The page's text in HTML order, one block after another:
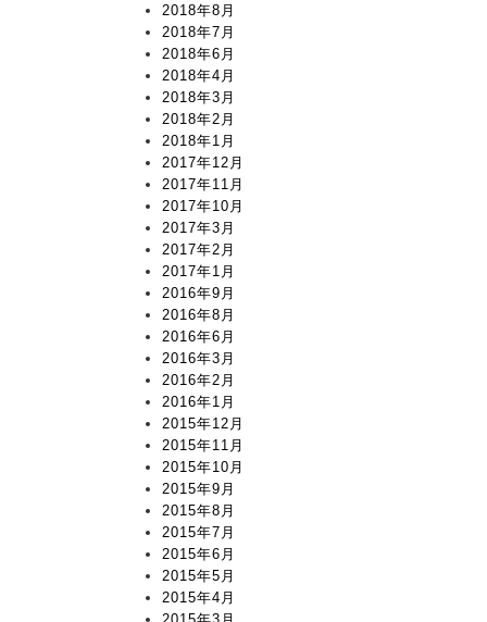
2018年8月
2018年7月
2018年6月
2018年4月
2018年3月
2018年2月
2018年1月
2017年12月
2017年11月
2017年10月
2017年3月
2017年2月
2017年1月
2016年9月
2016年8月
2016年6月
2016年3月
2016年2月
2016年1月
2015年12月
2015年11月
2015年10月
2015年9月
2015年8月
2015年7月
2015年6月
2015年5月
2015年4月